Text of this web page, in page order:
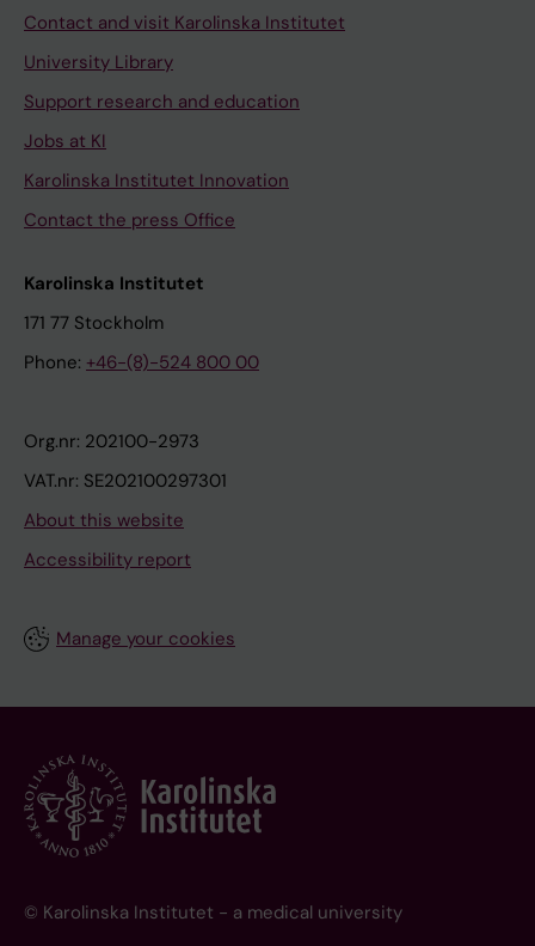
Contact and visit Karolinska Institutet
University Library
Support research and education
Jobs at KI
Karolinska Institutet Innovation
Contact the press Office
Karolinska Institutet
171 77 Stockholm
Phone: +46-(8)-524 800 00
Org.nr: 202100-2973
VAT.nr: SE202100297301
About this website
Accessibility report
Manage your cookies
© Karolinska Institutet - a medical university